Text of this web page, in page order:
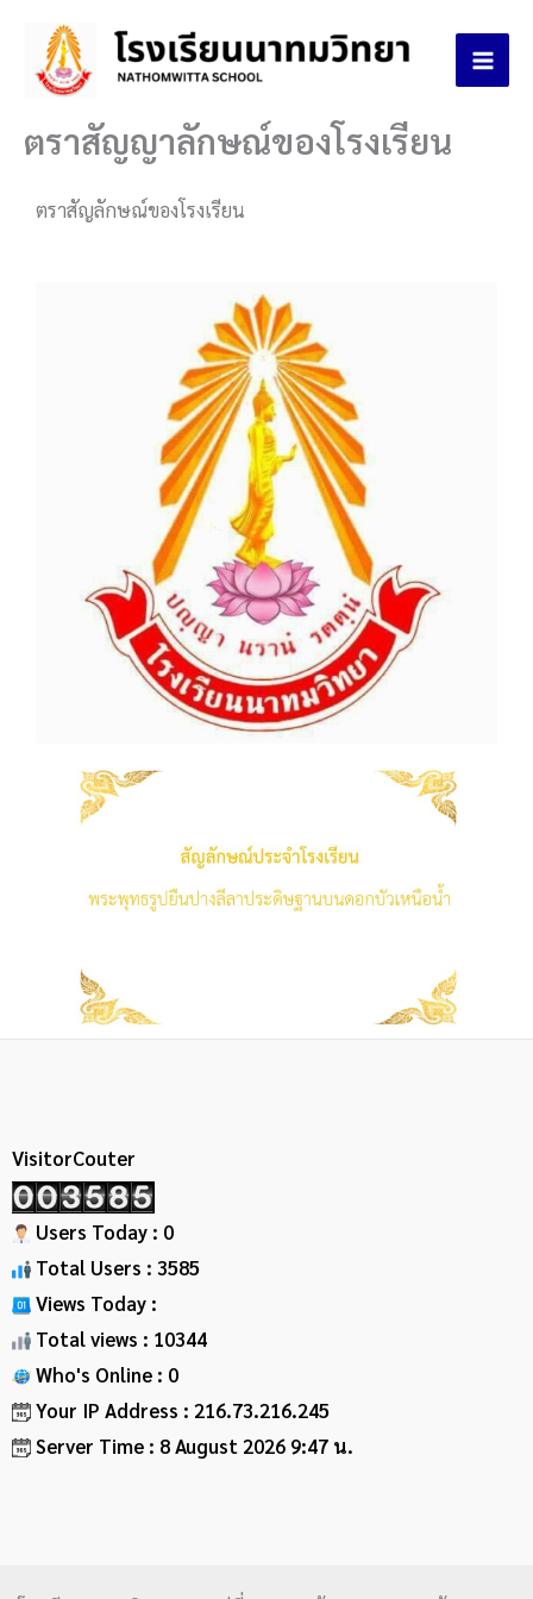
content
ตราสัญญาลักษณ์ของโรงเรียน
ตราสัญลักษณ์ของโรงเรียน
VisitorCouter
Users Today : 0
Total Users : 3585
Views Today :
Total views : 10344
Who's Online : 0
Your IP Address : 216.73.216.245
Server Time : 8 August 2026 9:47 น.